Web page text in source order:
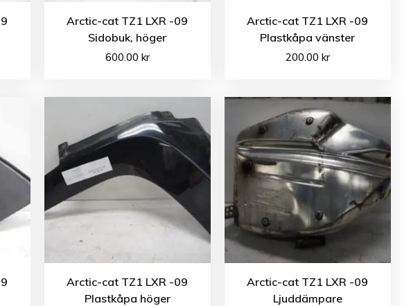
Arctic-cat TZ1 LXR -09
Sidobuk, höger
600.00 kr
Arctic-cat TZ1 LXR -09
Plastkåpa vänster
200.00 kr
Arctic-cat TZ1 LXR -09
Plastkåpa höger
Arctic-cat TZ1 LXR -09
Ljuddämpare